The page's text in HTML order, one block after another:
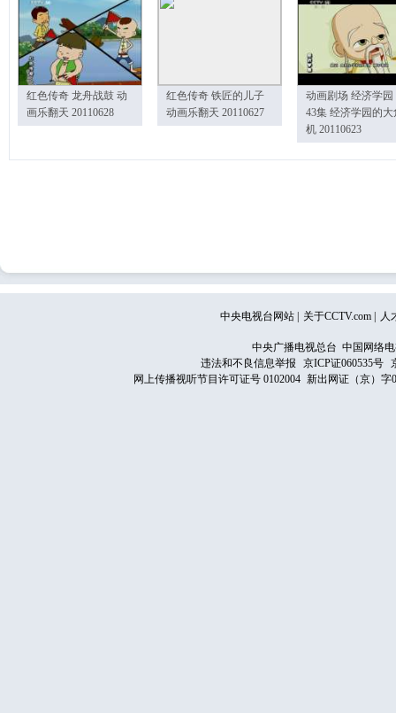
红色传奇 龙舟战鼓 动
画乐翻天 20110628
红色传奇 铁匠的儿子
动画乐翻天 20110627
动画剧场 经济学园
43集 经济学园的大
机 20110623
中央电视台网站 关于CCTV.com 人
中央广播电视总台 中国网络
违法和不良信息举报
京ICP证060535号
网上传播视听节目许可证号 0102004 新出网证（京）